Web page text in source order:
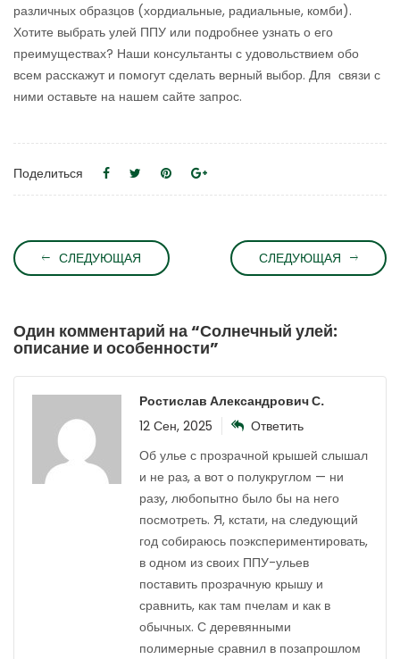
различных образцов (хордиальные, радиальные, комби).
Хотите выбрать улей ППУ или подробнее узнать о его
преимуществах? Наши консультанты с удовольствием обо
всем расскажут и помогут сделать верный выбор. Для связи с
ними оставьте на нашем сайте запрос.
Поделиться
СЛЕДУЮЩАЯ СЛЕДУЮЩАЯ
Один комментарий на “Солнечный улей:
описание и особенности”
Ростислав Александрович С.
12 Сен, 2025
Ответить
Об улье с прозрачной крышей слышал
и не раз, а вот о полукруглом — ни
разу, любопытно было бы на него
посмотреть. Я, кстати, на следующий
год собираюсь поэкспериментировать,
в одном из своих ППУ-ульев
поставить прозрачную крышу и
сравнить, как там пчелам и как в
обычных. С деревянными
полимерные сравнил в позапрошлом